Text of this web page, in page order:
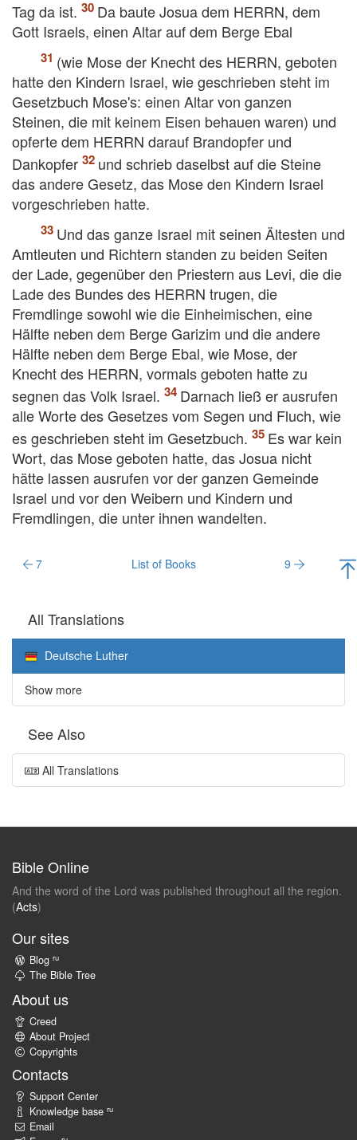
Tag da ist.
Da baute Josua dem HERRN, dem
Gott Israels, einen Altar auf dem Berge Ebal
(wie Mose der Knecht des HERRN, geboten
hatte den Kindern Israel, wie geschrieben steht im
Gesetzbuch Mose's: einen Altar von ganzen
Steinen, die mit keinem Eisen behauen waren) und
opferte dem HERRN darauf Brandopfer und
Dankopfer
und schrieb daselbst auf die Steine
das andere Gesetz, das Mose den Kindern Israel
vorgeschrieben hatte.
Und das ganze Israel mit seinen Ältesten und
Amtleuten und Richtern standen zu beiden Seiten
der Lade, gegenüber den Priestern aus Levi, die die
Lade des Bundes des HERRN trugen, die
Fremdlinge sowohl wie die Einheimischen, eine
Hälfte neben dem Berge Garizim und die andere
Hälfte neben dem Berge Ebal, wie Mose, der
Knecht des HERRN, vormals geboten hatte zu
segnen das Volk Israel.
Darnach ließ er ausrufen
alle Worte des Gesetzes vom Segen und Fluch, wie
es geschrieben steht im Gesetzbuch.
Es war kein
Wort, das Mose geboten hatte, das Josua nicht
hätte lassen ausrufen vor der ganzen Gemeinde
Israel und vor den Weibern und Kindern und
Fremdlingen, die unter ihnen wandelten.
7 List of Books 9
All Translations
Deutsche Luther
Show more
See Also
All Translations
Bible Online
And the word of the Lord was published throughout all the region.
(Acts)
Our sites
Blog ru
The Bible Tree
About us
Creed
About Project
Copyrights
Contacts
Support Center
Knowledge base ru
Email